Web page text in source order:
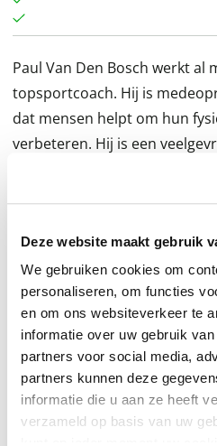
Deze website maakt gebruik
We gebruiken cookies om
personaliseren, om functies
en om ons websiteverkeer te
informatie over uw gebruik
partners voor social media,
partners kunnen deze
informatie die u aan ze heeft
verzameld op basis van uw
Paul Van Den Bosch werkt al
topsportcoach. Hij is
dat mensen helpt om hun
verbeteren. Hij is een
meerdere bestsellers over
trainer bij Better Minds at
rond fysiek en mentaal
organisaties om de
te versterken.
In dit boek behandelen de
obstakels die mensen
elk moment van de dag, van
morgens tot het slapengaan